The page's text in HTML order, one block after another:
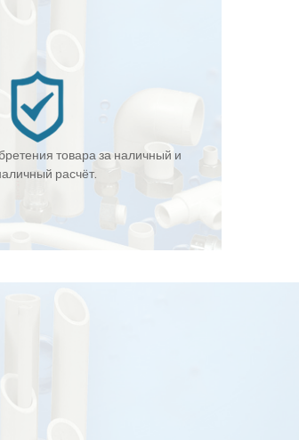
товара за наличный и
расчёт.